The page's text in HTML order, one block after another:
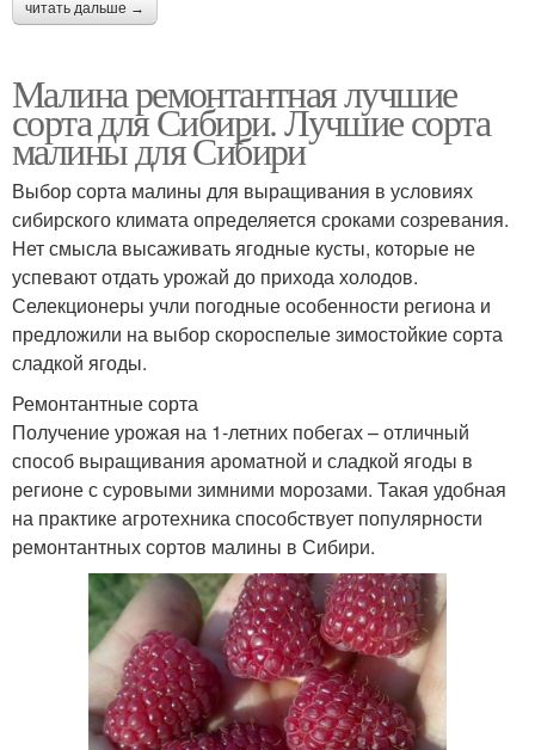
читать дальше →
Малина ремонтантная лучшие
сорта для Сибири. Лучшие сорта
малины для Сибири
Выбор сорта малины для выращивания в условиях
сибирского климата определяется сроками созревания.
Нет смысла высаживать ягодные кусты, которые не
успевают отдать урожай до прихода холодов.
Селекционеры учли погодные особенности региона и
предложили на выбор скороспелые зимостойкие сорта
сладкой ягоды.
Ремонтантные сорта
Получение урожая на 1-летних побегах – отличный
способ выращивания ароматной и сладкой ягоды в
регионе с суровыми зимними морозами. Такая удобная
на практике агротехника способствует популярности
ремонтантных сортов малины в Сибири.